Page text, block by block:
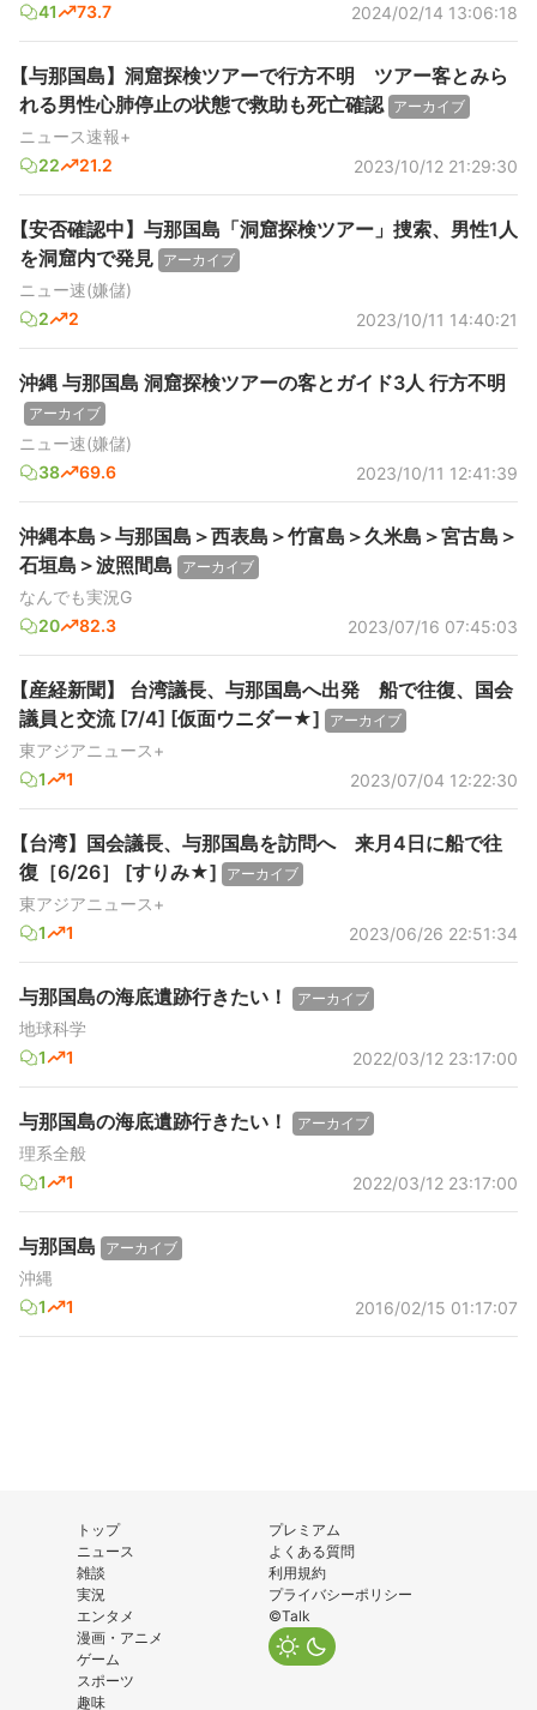
41
73.7 2024/02/14 13:06:18
【与那国島】洞窟探検ツアーで行方不明 ツアー客とみら
れる男性心肺停止の状態で救助も死亡確認 アーカイブ
ニュース速報+
22
21.2 2023/10/12 21:29:30
【安否確認中】与那国島「洞窟探検ツアー」捜索、男性1人
を洞窟内で発見 アーカイブ
ニュー速(嫌儲)
2
2 2023/10/11 14:40:21
沖縄 与那国島 洞窟探検ツアーの客とガイド3人 行方不明
アーカイブ
ニュー速(嫌儲)
38
69.6 2023/10/11 12:41:39
沖縄本島＞与那国島＞西表島＞竹富島＞久米島＞宮古島＞
石垣島＞波照間島
アーカイブ
なんでも実況G
20
82.3 2023/07/16 07:45:03
【産経新聞】 台湾議長、与那国島へ出発 船で往復、国会
議員と交流 [7/4] [仮面ウニダー★]
アーカイブ
東アジアニュース+
1
1 2023/07/04 12:22:30
【台湾】国会議長、与那国島を訪問へ 来月4日に船で往
復［6/26］ [すりみ★]
アーカイブ
東アジアニュース+
1
1 2023/06/26 22:51:34
与那国島の海底遺跡行きたい！ アーカイブ
地球科学
1
1 2022/03/12 23:17:00
与那国島の海底遺跡行きたい！ アーカイブ
理系全般
1
1 2022/03/12 23:17:00
与那国島 アーカイブ
沖縄
1
1 2016/02/15 01:17:07
トップ
ニュース
雑談
実況
エンタメ
漫画・アニメ
ゲーム
スポーツ
趣味
プレミアム
よくある質問
利用規約
プライバシーポリシー
©Talk